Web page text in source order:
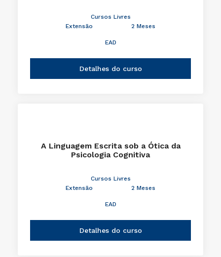
Cursos Livres
Extensão
2 Meses
EAD
Detalhes do curso
A Linguagem Escrita sob a Ótica da
Psicologia Cognitiva
Cursos Livres
Extensão
2 Meses
EAD
Detalhes do curso